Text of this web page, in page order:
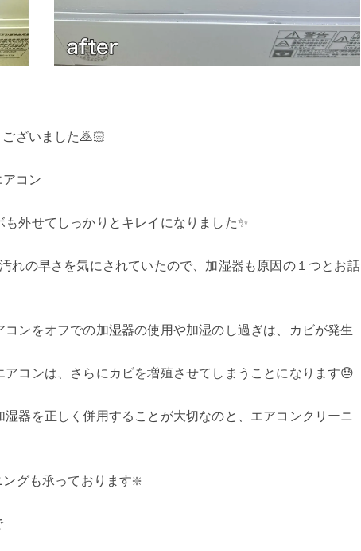
ざいました🙇🏻
コン
外せてしっかりとキレイになりました✨
れの早さを気にされていたので、加湿器も原因の１つとお話
ンをオフでの加湿器の使用や加湿のし過ぎは、カビが発生
コンは、さらにカビを増殖させてしまうことになります😓
器を正しく併用することが大切なのと、エアコンクリーニ
グも承っております❇️